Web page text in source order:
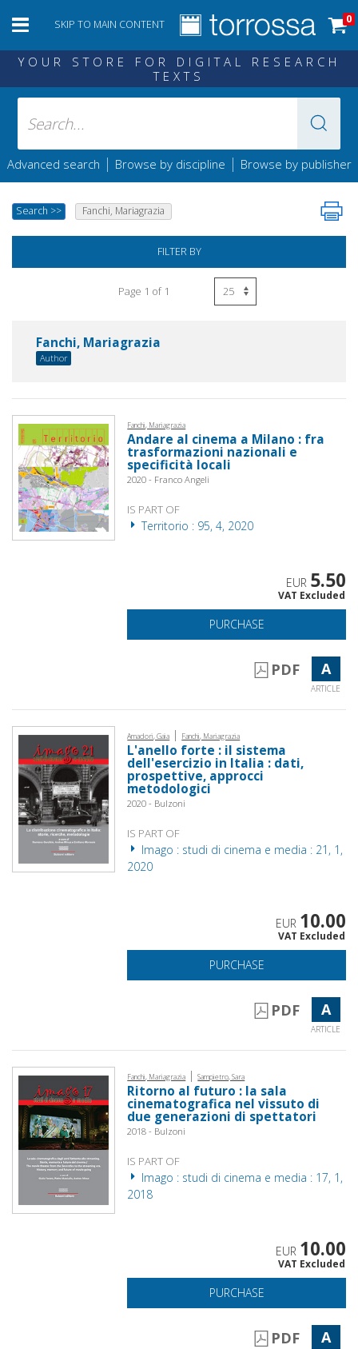
SKIP TO MAIN CONTENT 0
YOUR STORE FOR DIGITAL RESEARCH
TEXTS
Advanced search | Browse by discipline | Browse by publisher
Search >> Fanchi, Mariagrazia
FILTER BY
Page 1 of 1
Fanchi, Mariagrazia
Author
Fanchi, Mariagrazia
Andare al cinema a Milano : fra
trasformazioni nazionali e
specificità locali
2020 - Franco Angeli
IS PART OF
Territorio : 95, 4, 2020
EUR 5.50
VAT Excluded
PURCHASE
PDF A
ARTICLE
Amadori, Gaia | Fanchi, Mariagrazia
L'anello forte : il sistema
dell'esercizio in Italia : dati,
prospettive, approcci
metodologici
2020 - Bulzoni
IS PART OF
Imago : studi di cinema e media : 21, 1,
2020
EUR 10.00
VAT Excluded
PURCHASE
PDF A
ARTICLE
Fanchi, Mariagrazia | Sampietro, Sara
Ritorno al futuro : la sala
cinematografica nel vissuto di
due generazioni di spettatori
2018 - Bulzoni
IS PART OF
Imago : studi di cinema e media : 17, 1,
2018
EUR 10.00
VAT Excluded
PURCHASE
PDF A